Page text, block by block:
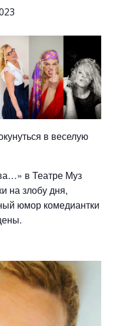
в веселую
в Театре Муз
на злобу дня,
юмор комедиантки